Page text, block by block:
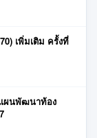
เพิ่มเติม ครั้งที่
ผนพัฒนาท้อง